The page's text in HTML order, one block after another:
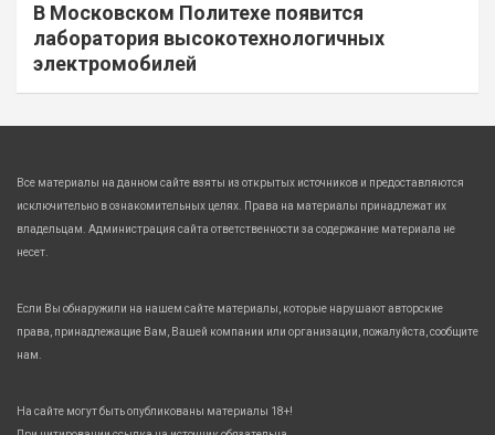
В Московском Политехе появится
лаборатория высокотехнологичных
электромобилей
Все материалы на данном сайте взяты из открытых источников и предоставляются
исключительно в ознакомительных целях. Права на материалы принадлежат их
владельцам. Администрация сайта ответственности за содержание материала не
несет.
Если Вы обнаружили на нашем сайте материалы, которые нарушают авторские
права, принадлежащие Вам, Вашей компании или организации, пожалуйста, сообщите
нам.
На сайте могут быть опубликованы материалы 18+!